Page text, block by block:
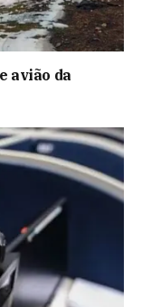
avião da